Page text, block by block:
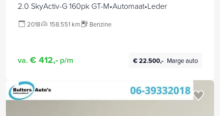
2.0 SkyActiv-G 160pk GT-M•Automaat•Leder
2018 158.551 km Benzine
va. € 412,- p/m € 22.500,- Marge auto